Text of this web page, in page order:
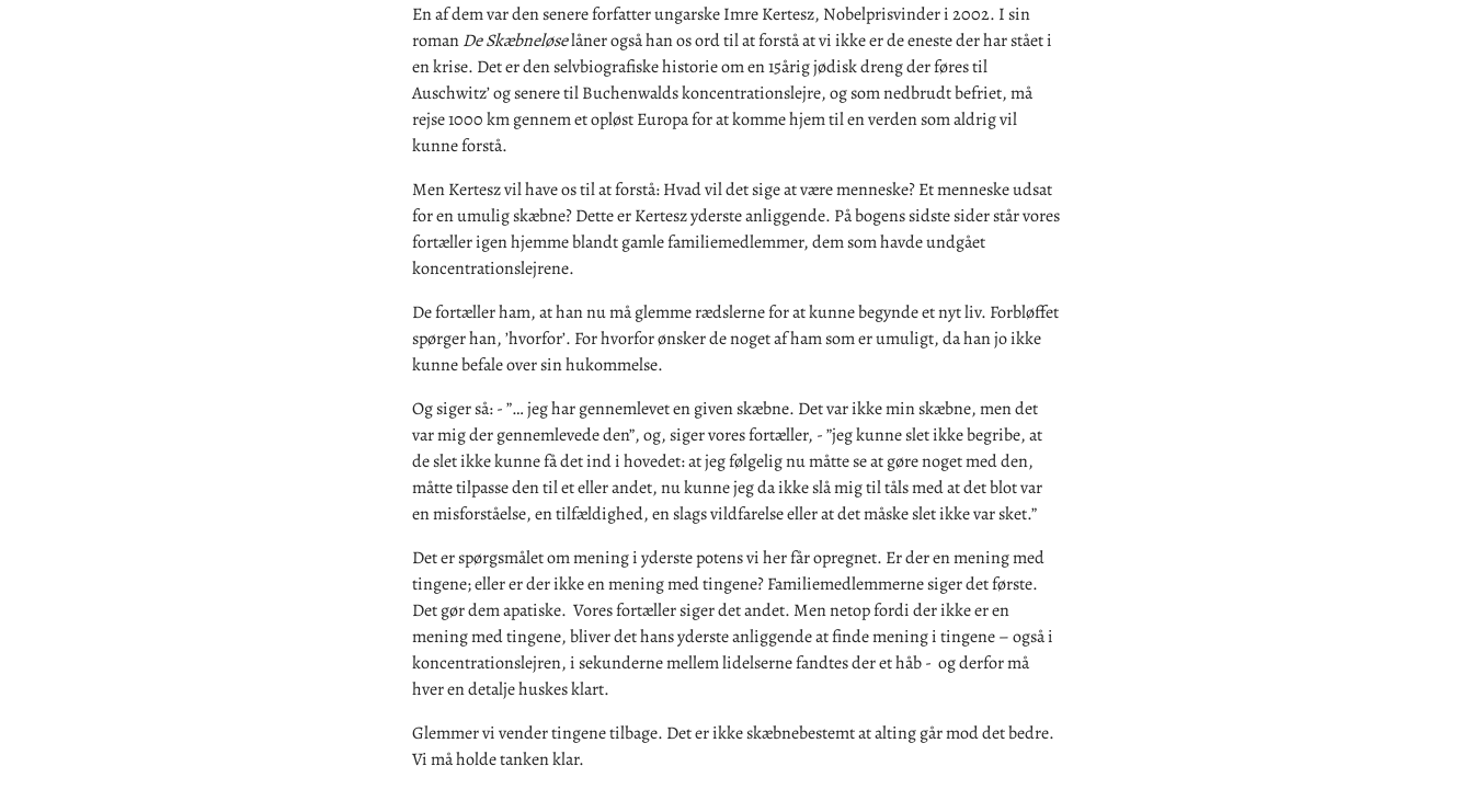
En af dem var den senere forfatter ungarske Imre Kertesz, Nobelprisvinder i 2002. I sin
romanDe Skæbneløselåner også han os ord til at forstå at vi ikke er de eneste der har stået i
en krise. Det er den selvbiografiske historie om en 15årig jødisk dreng der føres til
Auschwitz’ og senere til Buchenwalds koncentrationslejre, og som nedbrudt befriet, må
rejse 1000 km gennem et opløst Europa for at komme hjem til en verden som aldrig vil
kunne forstå.
Men Kertesz vil have os til at forstå: Hvad vil det sige at være menneske? Et menneske udsat
for en umulig skæbne? Dette er Kertesz yderste anliggende. På bogens sidste sider står vores
fortæller igen hjemme blandt gamle familiemedlemmer, dem som havde undgået
koncentrationslejrene.
De fortæller ham, at han nu må glemme rædslerne for at kunne begynde et nyt liv. Forbløffet
spørger han, ’hvorfor’. For hvorfor ønsker de noget af ham som er umuligt, da han jo ikke
kunne befale over sin hukommelse.
Og siger så: - ”… jeg har gennemlevet en given skæbne. Det var ikke min skæbne, men det
var mig der gennemlevede den”, og, siger vores fortæller, - ”jeg kunne slet ikke begribe, at
de slet ikke kunne få det ind i hovedet: at jeg følgelig nu måtte se at gøre noget med den,
måtte tilpasse den til et eller andet, nu kunne jeg da ikke slå mig til tåls med at det blot var
en misforståelse, en tilfældighed, en slags vildfarelse eller at det måske slet ikke var sket.”
Det er spørgsmålet om mening i yderste potens vi her får opregnet. Er der en mening med
tingene; eller er der ikke en mening med tingene? Familiemedlemmerne siger det første.
Det gør dem apatiske. Vores fortæller siger det andet. Men netop fordi der ikke er en
mening med tingene, bliver det hans yderste anliggende at finde mening i tingene – også i
koncentrationslejren, i sekunderne mellem lidelserne fandtes der et håb - og derfor må
hver en detalje huskes klart.
Glemmer vi vender tingene tilbage. Det er ikke skæbnebestemt at alting går mod det bedre.
Vi må holde tanken klar.